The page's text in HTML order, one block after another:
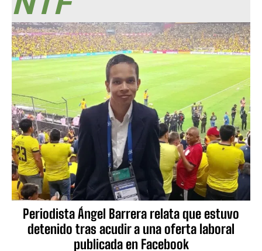
Periodista Ángel Barrera relata que estuvo
detenido tras acudir a una oferta laboral
publicada en Facebook